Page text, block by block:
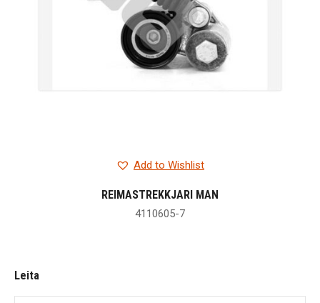
Add to Wishlist
REIMASTREKKJARI MAN
4110605-7
Leita